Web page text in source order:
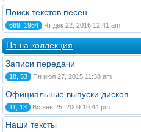
Поиск текстов песен
669, 1964 Чт дек 22, 2016 12:41 am
Наша коллекция
Записи передачи
18, 53 Пн июл 27, 2015 11:38 am
Официальные выпуски дисков
11, 13 Вс янв 25, 2009 10:44 pm
Наши тексты